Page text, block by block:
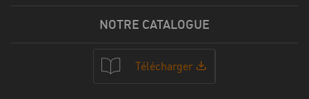
NOTRE CATALOGUE
Télécharger